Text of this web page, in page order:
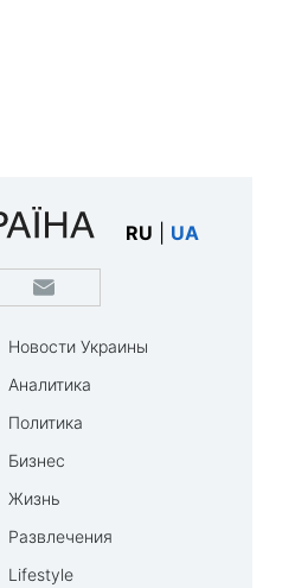
RU UA
Новости Украины
Аналитика
Политика
Бизнес
Жизнь
Развлечения
Lifestyle